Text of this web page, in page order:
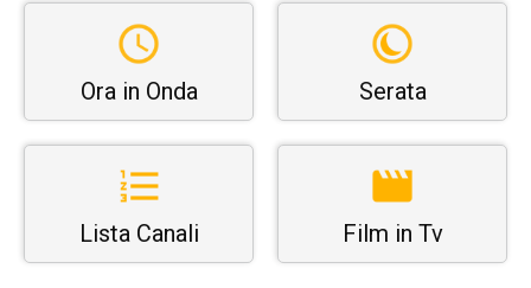
Ora in Onda Serata
Lista Canali Film in Tv